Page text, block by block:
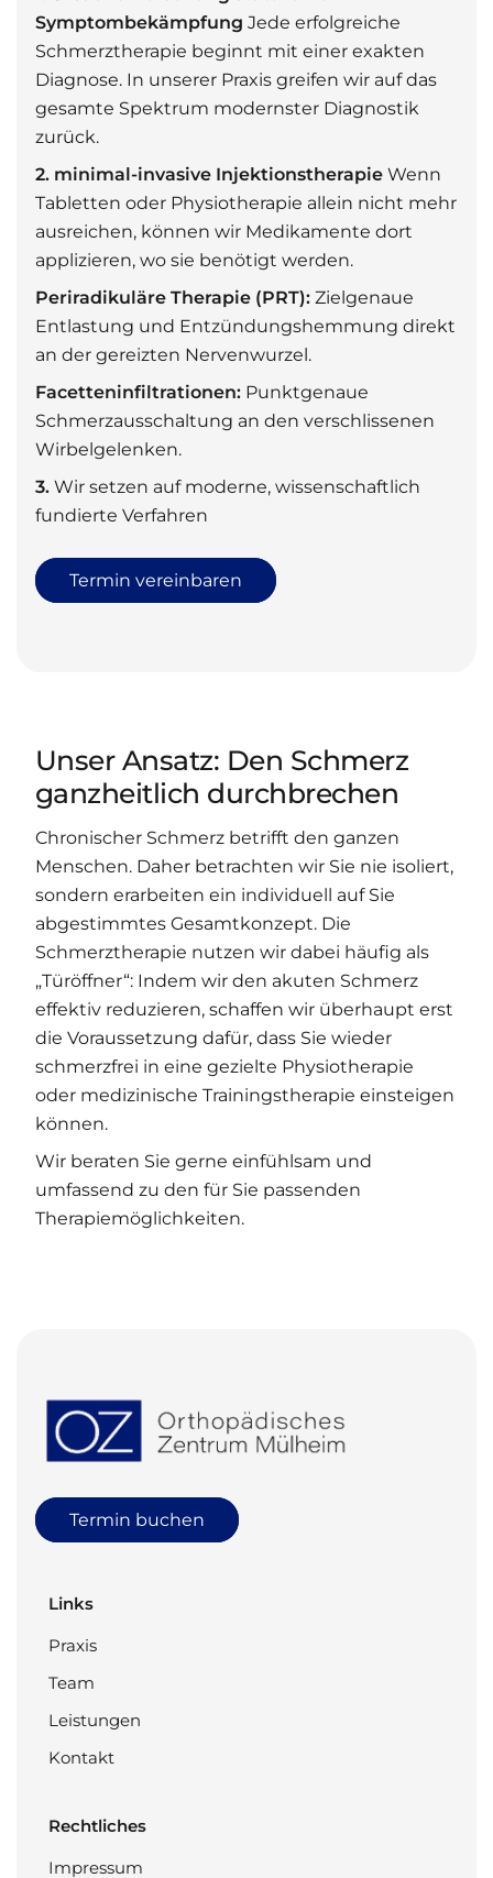
Symptombekämpfung Jede erfolgreiche
Schmerztherapie beginnt mit einer exakten
Diagnose. In unserer Praxis greifen wir auf das
gesamte Spektrum modernster Diagnostik
zurück.
2. minimal-invasive InjektionstherapieWenn
Tabletten oder Physiotherapie allein nicht mehr
ausreichen, können wir Medikamente dort
applizieren, wo sie benötigt werden.
Periradikuläre Therapie (PRT):Zielgenaue
Entlastung und Entzündungshemmung direkt
an der gereizten Nervenwurzel.
Facetteninfiltrationen:Punktgenaue
Schmerzausschaltung an den verschlissenen
Wirbelgelenken.
3. Wir setzen auf moderne, wissenschaftlich
fundierte Verfahren
Termin vereinbaren
Unser Ansatz: Den Schmerz
ganzheitlich durchbrechen
Chronischer Schmerz betrifft den ganzen
Menschen. Daher betrachten wir Sie nie isoliert,
sondern erarbeiten ein individuell auf Sie
abgestimmtes Gesamtkonzept. Die
Schmerztherapie nutzen wir dabei häufig als
„Türöffner“: Indem wir den akuten Schmerz
effektiv reduzieren, schaffen wir überhaupt erst
die Voraussetzung dafür, dass Sie wieder
schmerzfrei in eine gezielte Physiotherapie
oder medizinische Trainingstherapie einsteigen
können.
Wir beraten Sie gerne einfühlsam und
umfassend zu den für Sie passenden
Therapiemöglichkeiten.
Termin buchen
Links
Praxis
Team
Leistungen
Kontakt
Rechtliches
Impressum